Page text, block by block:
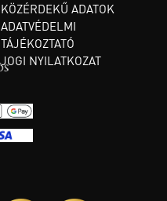
KÖZÉRDEKŰ ADATOK
ADATVÉDELMI
TÁJÉKOZTATÓ
JOGI NYILATKOZAT